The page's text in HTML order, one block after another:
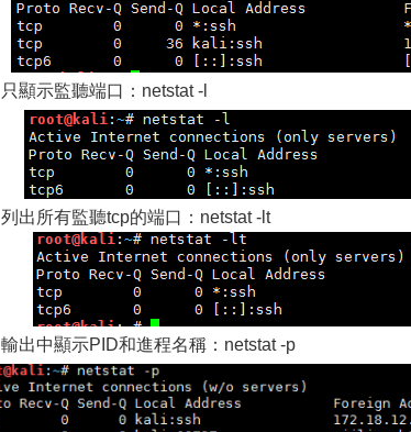
只顯示監聽端口：netstat -l
列出所有監聽tcp的端口：netstat -lt
輸出中顯示PID和進程名稱：netstat -p